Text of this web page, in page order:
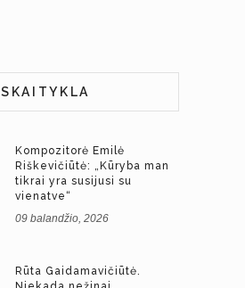
SKAITYKLA
Kompozitorė Emilė
Riškevičiūtė: „Kūryba man
tikrai yra susijusi su
vienatve“
09 balandžio, 2026
Rūta Gaidamavičiūtė.